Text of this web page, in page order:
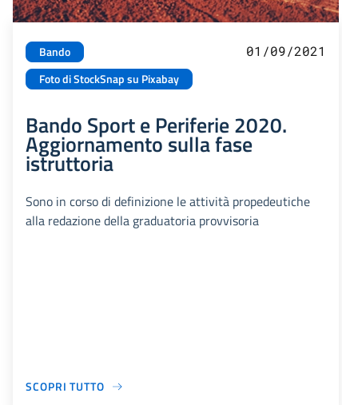
Bando
Foto di StockSnap su Pixabay
01/09/2021
Bando Sport e Periferie 2020.
Aggiornamento sulla fase
istruttoria
Sono in corso di definizione le attività propedeutiche
alla redazione della graduatoria provvisoria
SCOPRI TUTTO